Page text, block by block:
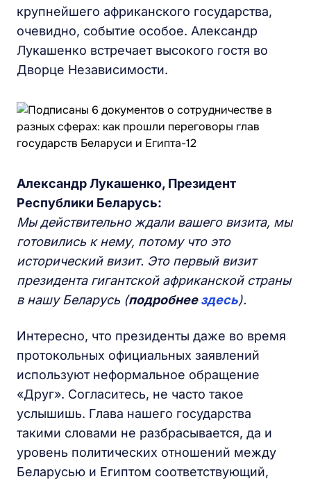
крупнейшего африканского государства,
очевидно, событие особое. Александр
Лукашенко встречает высокого гостя во
Дворце Независимости.
Александр Лукашенко, Президент
Республики Беларусь:
Мы действительно ждали вашего визита, мы
готовились к нему, потому что это
исторический визит. Это первый визит
президента гигантской африканской страны
в нашу Беларусь (подробнеездесь).
Интересно, что президенты даже во время
протокольных официальных заявлений
используют неформальное обращение
«Друг». Согласитесь, не часто такое
услышишь. Глава нашего государства
такими словами не разбрасывается, да и
уровень политических отношений между
Беларусью и Египтом соответствующий,